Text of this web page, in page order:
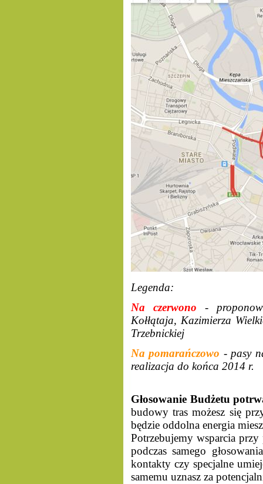
Legenda:
Na czerwono
-
Kołłątaja, Kazimierza
Trzebnickiej
Na pomarańczowo - pasy
realizacja do końca 2014 r.
Głosowanie Budżetu
budowy tras możesz się
będzie oddolna energia
Potrzebujemy wsparcia
podczas samego
kontakty czy specjalne
samemu uznasz za